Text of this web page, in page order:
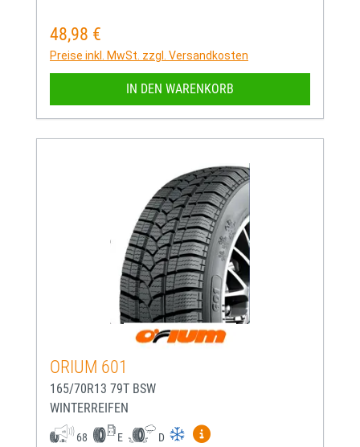
Regulärer Preis:
48,98 €
Preise inkl. MwSt. zzgl. Versandkosten
IN DEN WARENKORB
ORIUM 601
165/70R13 79T BSW
WINTERREIFEN
68 E D
Mehr Informationen zum